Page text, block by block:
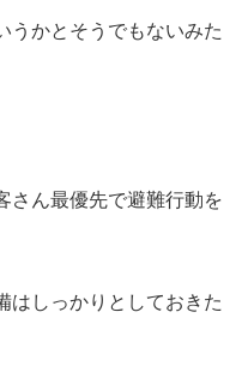
うかとそうでもないみた
さん最優先で避難行動を
はしっかりとしておきた